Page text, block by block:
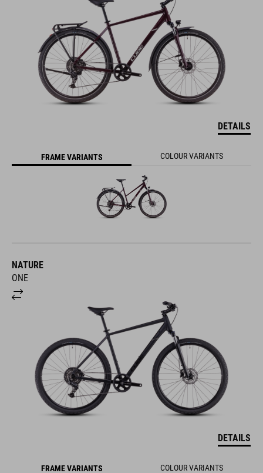
DETAILS
FRAME VARIANTS COLOUR VARIANTS
NATURE
ONE
DETAILS
FRAME VARIANTS COLOUR VARIANTS